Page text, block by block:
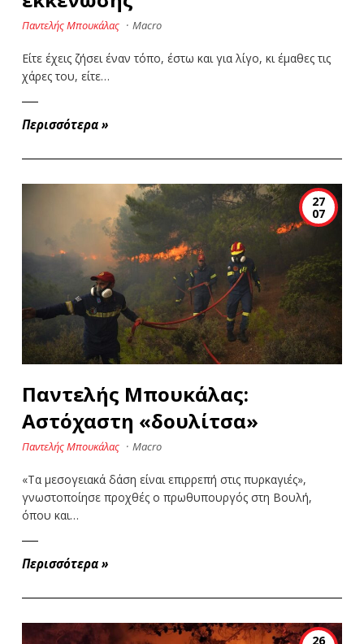
Παντελής Μπουκάλας · Macro
Είτε έχεις ζήσει έναν τόπο, έστω και για λίγο, κι έμαθες τις
χάρες του, είτε…
Περισσότερα »
27
07
Παντελής Μπουκάλας:
Αστόχαστη «δουλίτσα»
Παντελής Μπουκάλας · Macro
«Τα μεσογειακά δάση είναι επιρρεπή στις πυρκαγιές»,
γνωστοποίησε προχθές ο πρωθυπουργός στη Βουλή,
όπου και…
Περισσότερα »
26